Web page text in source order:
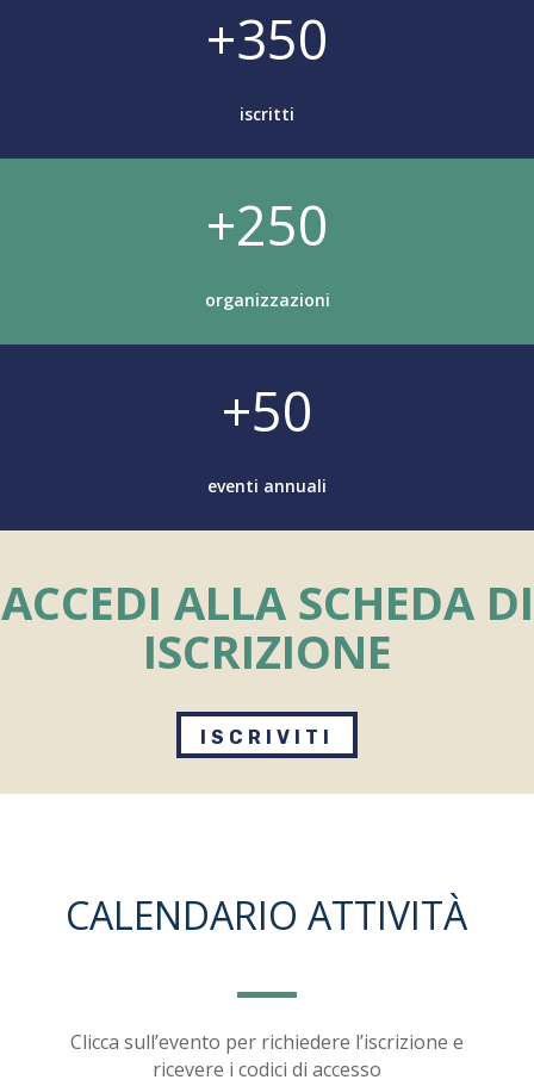
+350
iscritti
+250
organizzazioni
+50
eventi annuali
ACCEDI ALLA SCHEDA DI
ISCRIZIONE
ISCRIVITI
CALENDARIO ATTIVITÀ
Clicca sull’evento per richiedere l’iscrizione e
ricevere i codici di accesso